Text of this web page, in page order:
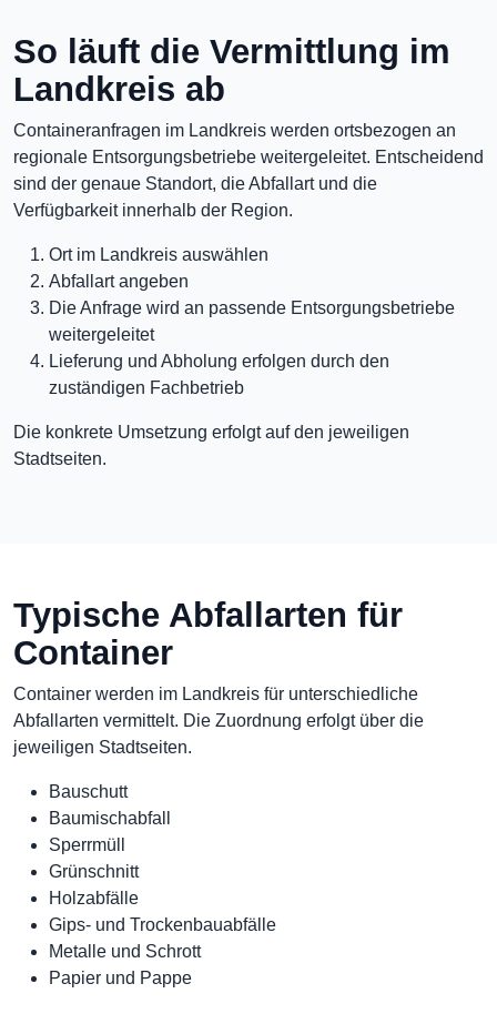
So läuft die Vermittlung im
Landkreis ab
Containeranfragen im Landkreis werden ortsbezogen an
regionale Entsorgungsbetriebe weitergeleitet. Entscheidend
sind der genaue Standort, die Abfallart und die
Verfügbarkeit innerhalb der Region.
Ort im Landkreis auswählen
Abfallart angeben
Die Anfrage wird an passende Entsorgungsbetriebe
weitergeleitet
Lieferung und Abholung erfolgen durch den
zuständigen Fachbetrieb
Die konkrete Umsetzung erfolgt auf den jeweiligen
Stadtseiten.
Typische Abfallarten für
Container
Container werden im Landkreis für unterschiedliche
Abfallarten vermittelt. Die Zuordnung erfolgt über die
jeweiligen Stadtseiten.
Bauschutt
Baumischabfall
Sperrmüll
Grünschnitt
Holzabfälle
Gips- und Trockenbauabfälle
Metalle und Schrott
Papier und Pappe